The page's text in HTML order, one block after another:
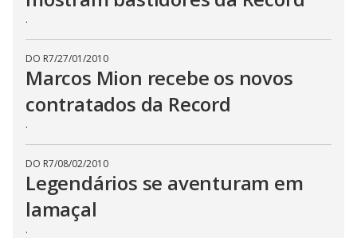
.
DO R7/27/01/2010
Marcos Mion recebe os novos
contratados da Record
.
DO R7/08/02/2010
Legendários se aventuram em
lamaçal
.